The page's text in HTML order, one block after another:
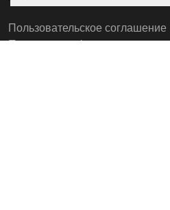
Пользовательское соглашение
Политика конфиденциальности